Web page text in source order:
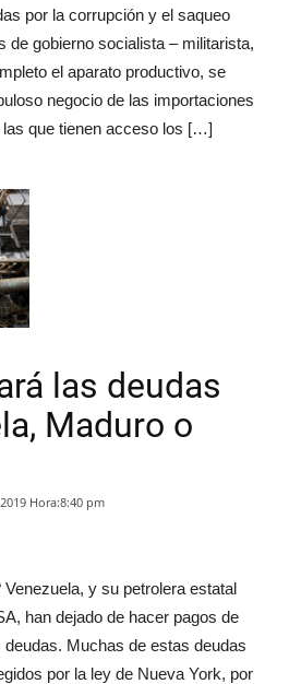
por la corrupción y el saqueo
de gobierno socialista – militarista,
el aparato productivo, se
negocio de las importaciones
que tienen acceso los […]
las deudas
Maduro o
Hora:8:40 pm
y su petrolera estatal
han dejado de hacer pagos de
Muchas de estas deudas
por la ley de Nueva York, por